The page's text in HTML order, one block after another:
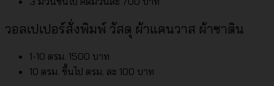
วอลเปเปอร์สั่งพิมพ์ วัสดุ ผ้าแคนวาส ผ้าซาติน
1-10 ตรม. 1500 บาท
10 ตรม. ขึ้นไป ตรม. ละ 100 บาท